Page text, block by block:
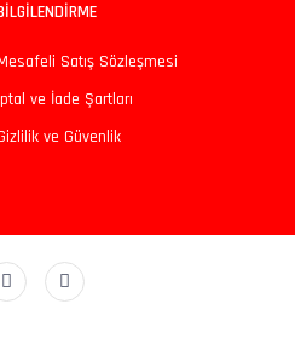
Satış Sözleşmesi
ve İade Şartları
ve Güvenlik